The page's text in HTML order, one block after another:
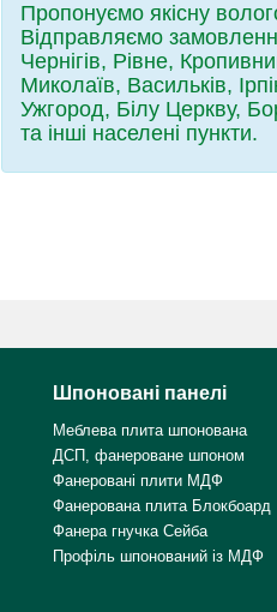
Пропонуємо якісну
Відправляємо
Чернігів, Рівне,
Миколаїв, Васильків,
Ужгород, Білу Церкву,
та інші населені пункти.
Шпоновані панелі
Меблева плита шпонована
ДСП, фанероване шпоном
Фанеровані плити МДФ
Фанерована плита Блокбоард
Фанера гнучка Сейба
Профіль шпонований із МДФ